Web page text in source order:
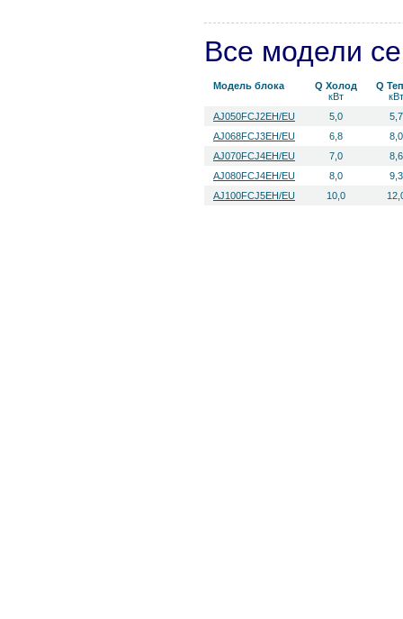
Все модели
Модель блока
Q Холод
кВт
Q
AJ050FCJ2EH/EU
5,0
5,7
AJ068FCJ3EH/EU
6,8
8,0
AJ070FCJ4EH/EU
7,0
8,6
AJ080FCJ4EH/EU
8,0
9,3
AJ100FCJ5EH/EU
10,0